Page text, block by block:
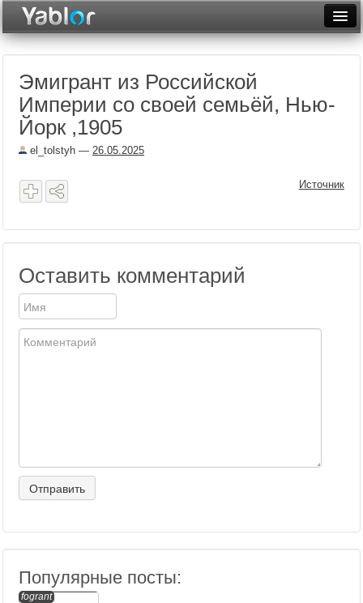
Неделя
Месяц
Видеотоп
Эмигрант из Российской
Империи со своей семьёй, Нью-
Йорк ,1905
el_tolstyh — 26.05.2025
Источник
Оставить комментарий
Популярные посты:
fogrant